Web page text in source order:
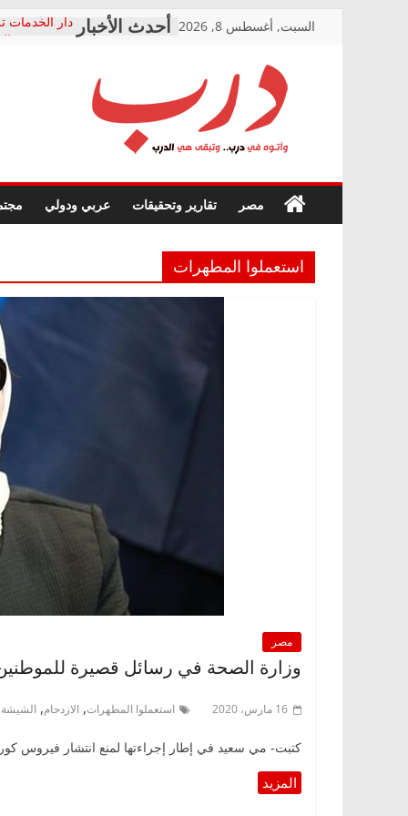
السبت, أغسطس 8, 2026
دار الخدمات
معاناة
فرحات
حزب
صور .. اعتماد
الوزاري
إنشاء المبنى
قرينة
حق أصيل
درب
في
درب..
هي
الدرب
مصر تقارير وتحقيقات عربي ودولي
استعملوا المطهرات
مصر
وزارة الصحة في رسائل قصيرة
16 مارس، 2020 استعملوا المطهرات, الازدحام, الشيشة
كتبت- مي سعيد في إطار إجراءتها لمنع انتشار فيروس